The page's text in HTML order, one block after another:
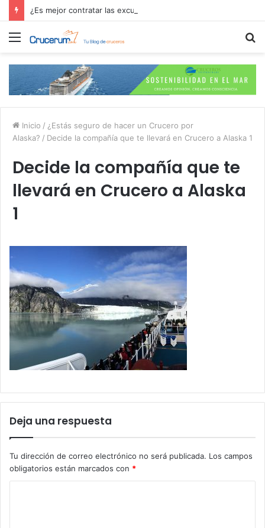
Menú
Inicio / ¿Estás seguro de hacer un Crucero por
Alaska? / Decide la compañía que te llevará en Crucero a Alaska 1
Decide la compañía que te
llevará en Crucero a Alaska
1
Deja una respuesta
Tu dirección de correo electrónico no será publicada. Los campos
obligatorios están marcados con *